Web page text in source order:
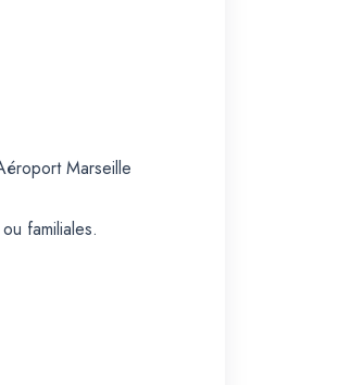
Marseille
familiales.